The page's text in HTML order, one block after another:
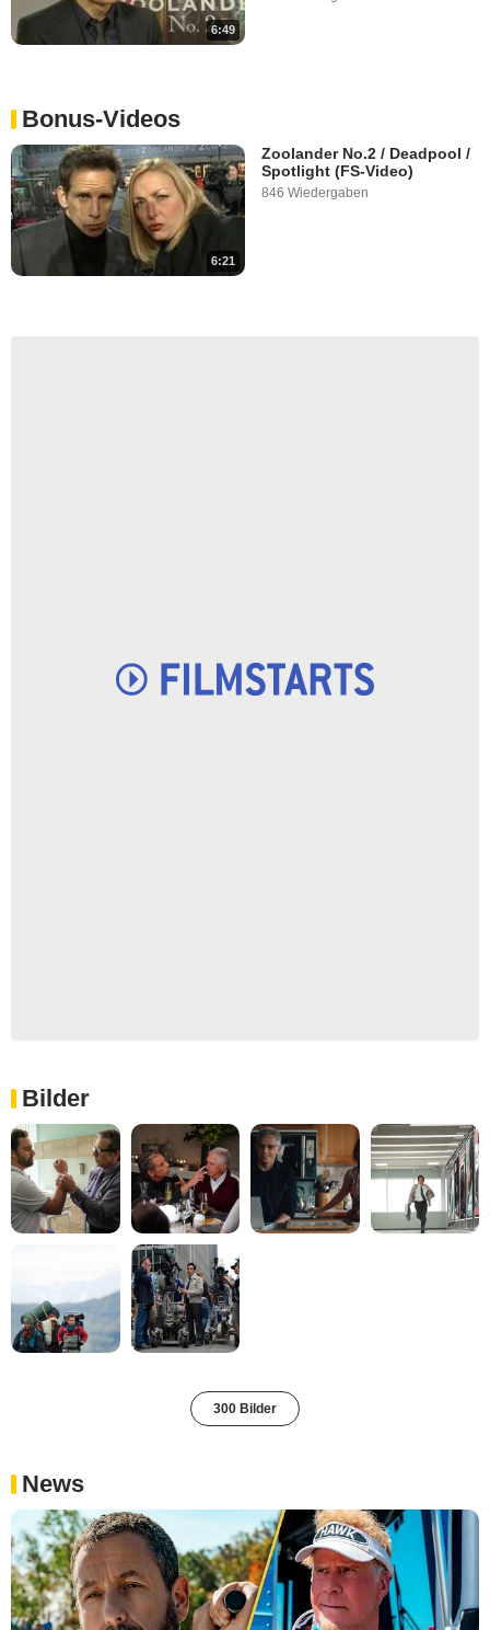
6:49
Bonus-Videos
6:21
Zoolander No.2 / Deadpool /
Spotlight (FS-Video)
846 Wiedergaben
Bilder
300 Bilder
News